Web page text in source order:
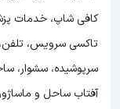
تاکسی سرویس، تلفن،
سرپوشیده، سشوار،
آفتاب ساحل و